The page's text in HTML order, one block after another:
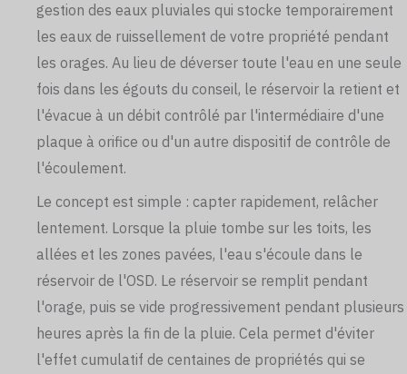
gestion des eaux pluviales qui stocke temporairement
les eaux de ruissellement de votre propriété pendant
les orages. Au lieu de déverser toute l'eau en une seule
fois dans les égouts du conseil, le réservoir la retient et
l'évacue à un débit contrôlé par l'intermédiaire d'une
plaque à orifice ou d'un autre dispositif de contrôle de
l'écoulement.
Le concept est simple : capter rapidement, relâcher
lentement. Lorsque la pluie tombe sur les toits, les
allées et les zones pavées, l'eau s'écoule dans le
réservoir de l'OSD. Le réservoir se remplit pendant
l'orage, puis se vide progressivement pendant plusieurs
heures après la fin de la pluie. Cela permet d'éviter
l'effet cumulatif de centaines de propriétés qui se